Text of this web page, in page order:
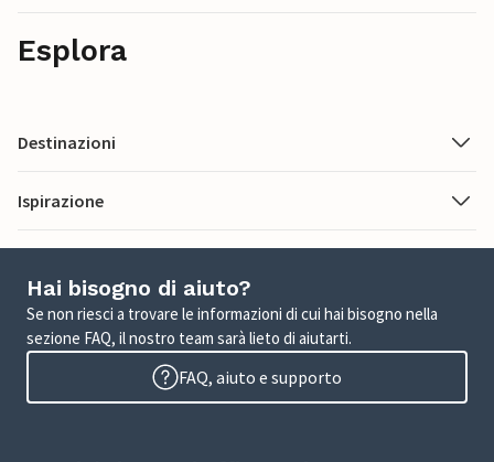
Esplora
Destinazioni
Ispirazione
Hai bisogno di aiuto?
Se non riesci a trovare le informazioni di cui hai bisogno nella
sezione FAQ, il nostro team sarà lieto di aiutarti.
FAQ, aiuto e supporto